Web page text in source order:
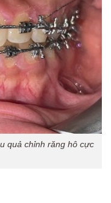
quả chỉnh răng hô cực